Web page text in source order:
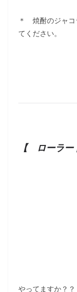
＊ 焼酎のジャコ
てください。
【 ローラー
やってますか？